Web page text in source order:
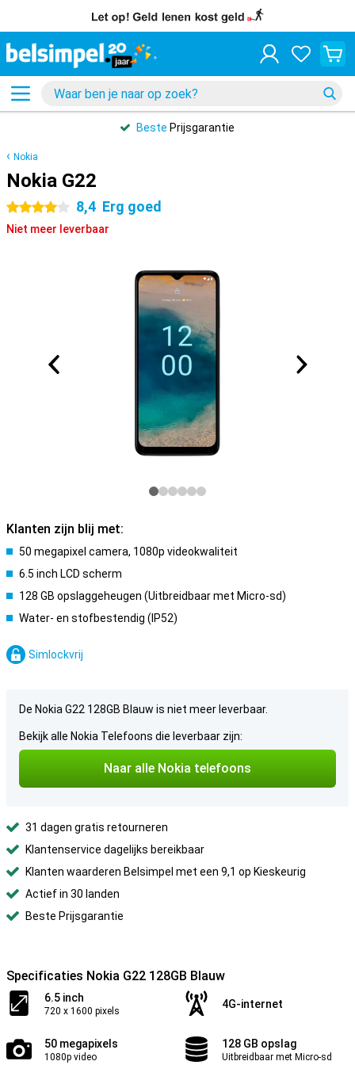
Beste Prijsgarantie
Nokia
Nokia G22
4 sterren 8,4 Erg goed
Niet meer leverbaar
Klanten zijn blij met:
50 megapixel camera, 1080p videokwaliteit
6.5 inch LCD scherm
128 GB opslaggeheugen (Uitbreidbaar met Micro-sd)
Water- en stofbestendig (IP52)
Simlockvrij
De Nokia G22 128GB Blauw is niet meer leverbaar.
Bekijk alle Nokia Telefoons die leverbaar zijn:
Naar alle Nokia telefoons
31 dagen gratis retourneren
Klantenservice dagelijks bereikbaar
Klanten waarderen Belsimpel met een 9,1 op Kieskeurig
Actief in 30 landen
Beste Prijsgarantie
Specificaties Nokia G22 128GB Blauw
6.5 inch
720 x 1600 pixels
4G-internet
50 megapixels
1080p video
128 GB opslag
Uitbreidbaar met Micro-sd